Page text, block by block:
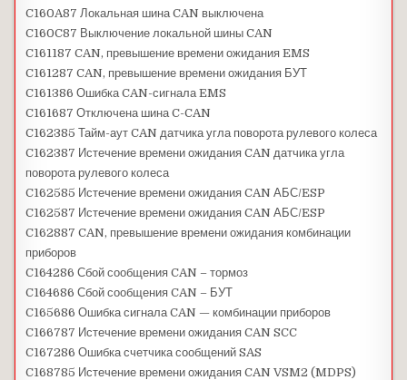
C160A87 Локальная шина CAN выключена
C160C87 Выключение локальной шины CAN
C161187 CAN, превышение времени ожидания EMS
C161287 CAN, превышение времени ожидания БУТ
C161386 Ошибка CAN-сигнала EMS
C161687 Отключена шина C-CAN
C162385 Тайм-аут CAN датчика угла поворота рулевого колеса
C162387 Истечение времени ожидания CAN датчика угла
поворота рулевого колеса
C162585 Истечение времени ожидания CAN АБС/ESP
C162587 Истечение времени ожидания CAN АБС/ESP
C162887 CAN, превышение времени ожидания комбинации
приборов
C164286 Сбой сообщения CAN – тормоз
C164686 Сбой сообщения CAN – БУТ
C165686 Ошибка сигнала CAN — комбинации приборов
C166787 Истечение времени ожидания CAN SCC
C167286 Ошибка счетчика сообщений SAS
C168785 Истечение времени ожидания CAN VSM2 (MDPS)